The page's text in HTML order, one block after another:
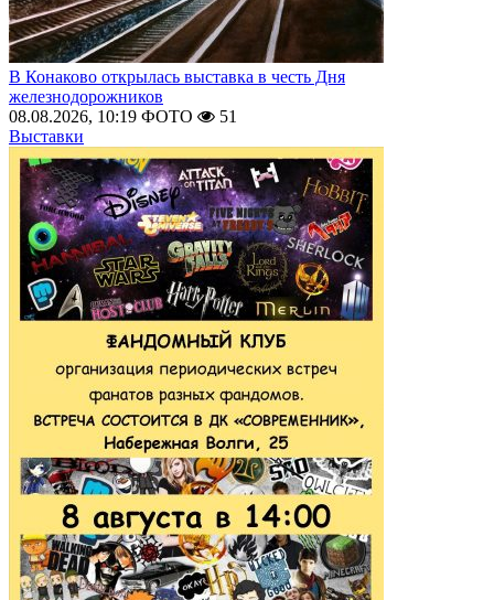
В Конаково открылась выставка в честь Дня
железнодорожников
08.08.2026, 10:19 ФОТО
51
Выставки